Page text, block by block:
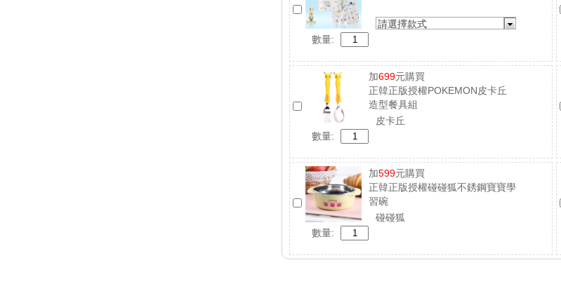
請選擇款式
數量:
加699元購買
正韓正版授權POKEMON皮卡丘
造型餐具組
皮卡丘
數量:
加599元購買
正韓正版授權碰碰狐不銹鋼寶寶學
習碗
碰碰狐
數量: